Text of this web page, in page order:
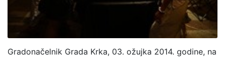
Gradonačelnik Grada Krka, 03. ožujka 2014. godine, na